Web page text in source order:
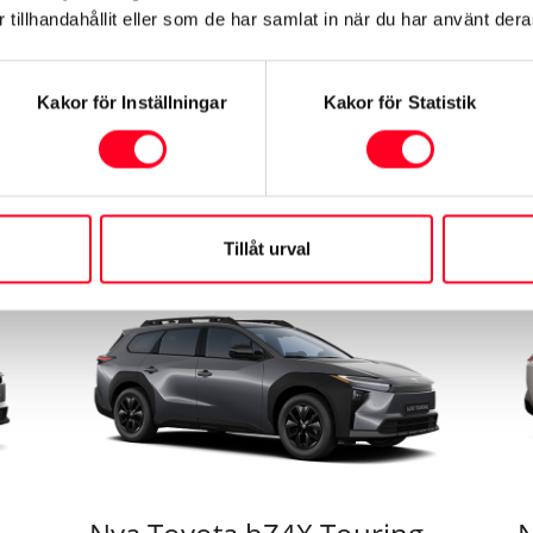
tillhandahållit eller som de har samlat in när du har använt
Kakor för Inställningar Kakor för Statistik
Tillåt urval
fyrhjulsdriftsystem (AWD-i).
350.900 kr
Se mer om bilen